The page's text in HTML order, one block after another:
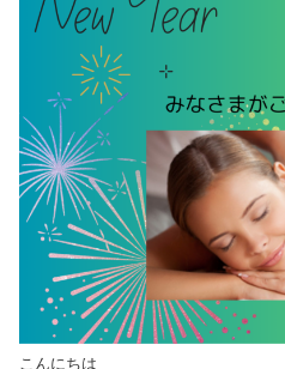
こんにちは